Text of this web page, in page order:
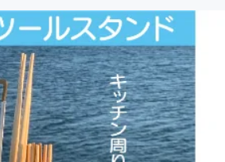
楽
ーム・サービス開発
籍・雑誌出版